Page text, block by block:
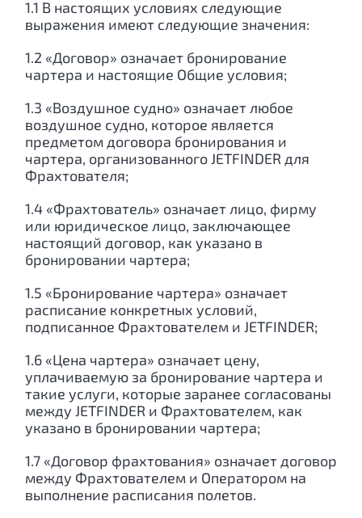
1.1 В настоящих условиях следующие
выражения имеют следующие значения:
1.2 «Договор» означает бронирование
чартера и настоящие Общие условия;
1.3 «Воздушное судно» означает любое
воздушное судно, которое является
предметом договора бронирования и
чартера, организованного JETFINDER для
Фрахтователя;
1.4 «Фрахтователь» означает лицо, фирму
или юридическое лицо, заключающее
настоящий договор, как указано в
бронировании чартера;
1.5 «Бронирование чартера» означает
расписание конкретных условий,
подписанное Фрахтователем и JETFINDER;
1.6 «Цена чартера» означает цену,
уплачиваемую за бронирование чартера и
такие услуги, которые заранее согласованы
между JETFINDER и Фрахтователем, как
указано в бронировании чартера;
1.7 «Договор фрахтования» означает договор
между Фрахтователем и Оператором на
выполнение расписания полетов.